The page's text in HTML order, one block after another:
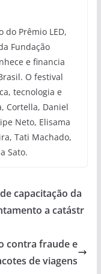
do Prêmio LED,
Fundação
e financia
O festival
tecnologia e
Cortella, Daniel
Neto, Elisama
Tati Machado,
Sato.
capacitação da
a catástr
contra fraude e
de viagens